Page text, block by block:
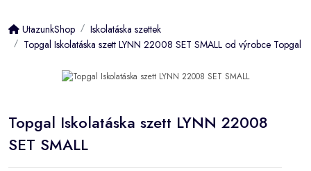
UtazunkShop
Iskolatáska szettek
Topgal Iskolatáska szett LYNN 22008 SET SMALL od výrobce Topgal
Topgal Iskolatáska szett LYNN 22008
SET SMALL